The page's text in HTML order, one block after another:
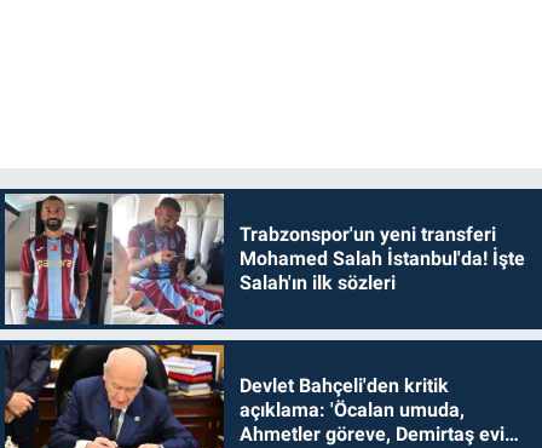
Trabzonspor'un yeni transferi
Mohamed Salah İstanbul'da! İşte
Salah'ın ilk sözleri
Devlet Bahçeli'den kritik
açıklama: 'Öcalan umuda,
Ahmetler göreve, Demirtaş evine